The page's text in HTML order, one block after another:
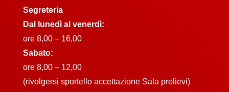
Segreteria
Dal lunedì al venerdì:
ore 8,00 – 16,00
Sabato:
ore 8,00 – 12,00
(rivolgersi sportello accettazione Sala prelievi)